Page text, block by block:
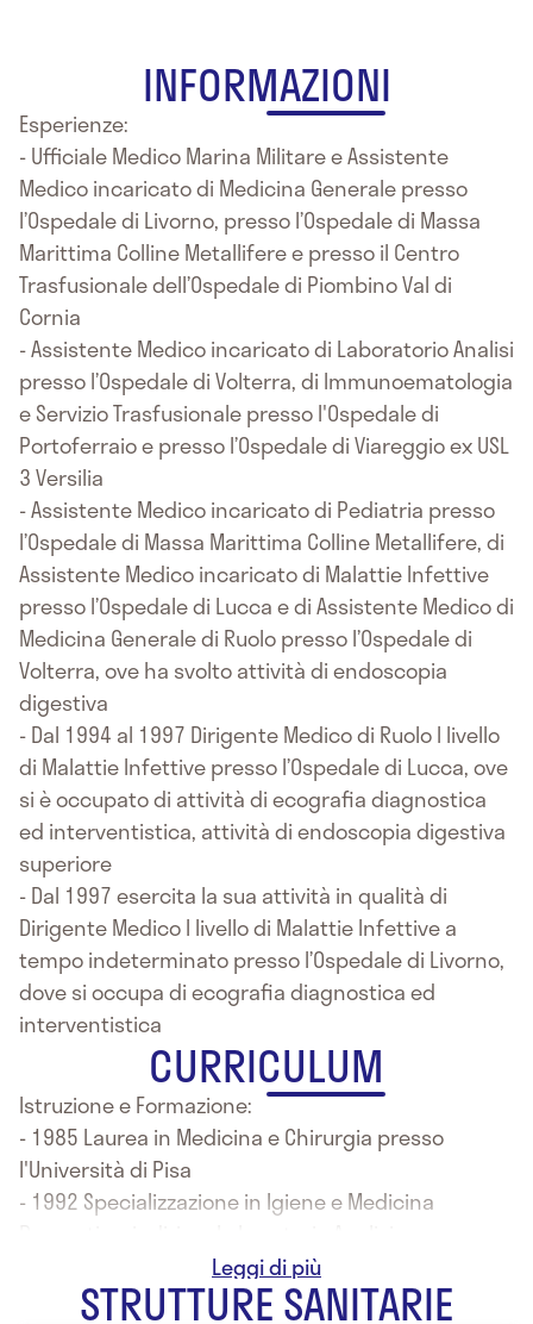
INFORMAZIONI
Esperienze:
- Ufficiale Medico Marina Militare e Assistente
Medico incaricato di Medicina Generale presso
l’Ospedale di Livorno, presso l’Ospedale di Massa
Marittima Colline Metallifere e presso il Centro
Trasfusionale dell’Ospedale di Piombino Val di
Cornia
- Assistente Medico incaricato di Laboratorio Analisi
presso l’Ospedale di Volterra, di Immunoematologia
e Servizio Trasfusionale presso l'Ospedale di
Portoferraio e presso l’Ospedale di Viareggio ex USL
3 Versilia
- Assistente Medico incaricato di Pediatria presso
l’Ospedale di Massa Marittima Colline Metallifere, di
Assistente Medico incaricato di Malattie Infettive
presso l’Ospedale di Lucca e di Assistente Medico di
Medicina Generale di Ruolo presso l’Ospedale di
Volterra, ove ha svolto attività di endoscopia
digestiva
- Dal 1994 al 1997 Dirigente Medico di Ruolo I livello
di Malattie Infettive presso l’Ospedale di Lucca, ove
si è occupato di attività di ecografia diagnostica
ed interventistica, attività di endoscopia digestiva
superiore
- Dal 1997 esercita la sua attività in qualità di
Dirigente Medico I livello di Malattie Infettive a
tempo indeterminato presso l’Ospedale di Livorno,
dove si occupa di ecografia diagnostica ed
interventistica
CURRICULUM
Istruzione e Formazione:
- 1985 Laurea in Medicina e Chirurgia presso
l'Università di Pisa
- 1992 Specializzazione in Igiene e Medicina
- 2001 Specializzazione in Malattie Infettive presso
STRUTTURE SANITARIE